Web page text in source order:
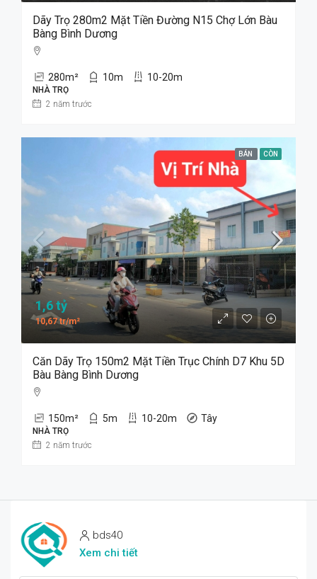
Dãy Trọ 280m2 Mặt Tiền Đường N15 Chợ Lớn Bàu
Bàng Bình Dương
280m² 10m 10-20m
NHÀ TRỌ
2 năm trước
BÁN CÒN
1,6 tỷ
10,67 tr/m²
Căn Dãy Trọ 150m2 Mặt Tiền Trục Chính D7 Khu 5D
Bàu Bàng Bình Dương
150m² 5m 10-20m Tây
NHÀ TRỌ
2 năm trước
bds40
Xem chi tiết